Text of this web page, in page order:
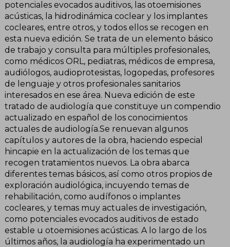
potenciales evocados auditivos, las otoemisiones
acústicas, la hidrodinámica coclear y los implantes
cocleares, entre otros, y todos ellos se recogen en
esta nueva edición. Se trata de un elemento básico
de trabajo y consulta para múltiples profesionales,
como médicos ORL, pediatras, médicos de empresa,
audiólogos, audioprotesistas, logopedas, profesores
de lenguaje y otros profesionales sanitarios
interesados en ese área. Nueva edición de este
tratado de audiología que constituye un compendio
actualizado en español de los conocimientos
actuales de audiología.Se renuevan algunos
capítulos y autores de la obra, haciendo especial
hincapie en la actualización de los temas que
recogen tratamientos nuevos. La obra abarca
diferentes temas básicos, así como otros propios de
exploración audiológica, incuyendo temas de
rehabilitación, como audífonos o implantes
cocleares, y temas muy actuales de investigación,
como potenciales evocados auditivos de estado
estable u otoemisiones acústicas. A lo largo de los
últimos años, la audiología ha experimentado un